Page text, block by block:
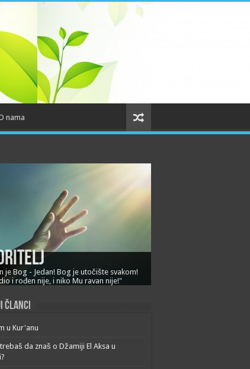
nama
je Bog - Jedan! Bog je utočište svakom!
i rođen nije, i niko Mu ravan nije!"
članci
u Kur'anu
da znaš o Džamiji El Aksa u